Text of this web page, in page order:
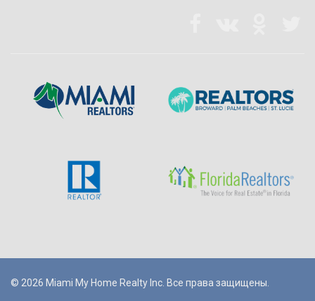
© 2026 Miami My Home Realty Inc. Все права защищены.